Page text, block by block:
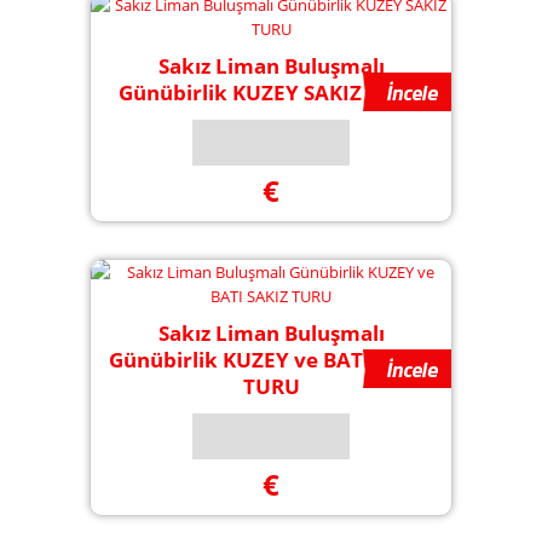
Sakız Liman Buluşmalı
Günübirlik KUZEY SAKIZ TURU
€
Sakız Liman Buluşmalı
Günübirlik KUZEY ve BATI SAKIZ
TURU
€